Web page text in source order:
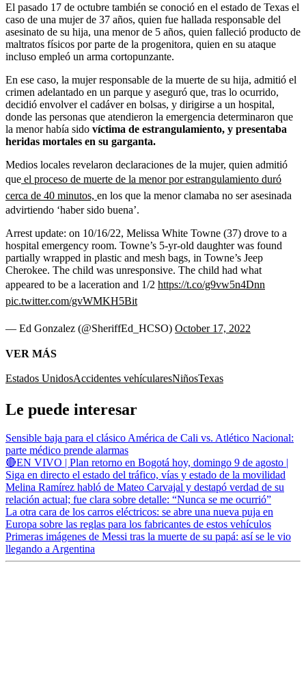
El pasado 17 de octubre también se conoció en el estado de Texas el
caso de una mujer de 37 años, quien fue hallada responsable del
asesinato de su hija, una menor de 5 años, quien falleció producto de
maltratos físicos por parte de la progenitora, quien en su ataque
incluso empleó un arma cortopunzante.
En ese caso, la mujer responsable de la muerte de su hija, admitió el
crimen adelantado en un parque y aseguró que, tras lo ocurrido,
decidió envolver el cadáver en bolsas, y dirigirse a un hospital,
donde las personas que atendieron la emergencia determinaron que
la menor había sido víctima de estrangulamiento, y presentaba
heridas mortales en su garganta.
Medios locales revelaron declaraciones de la mujer, quien admitió
que el proceso de muerte de la menor por estrangulamiento duró
cerca de 40 minutos, en los que la menor clamaba no ser asesinada
advirtiendo ‘haber sido buena’.
Arrest update: on 10/16/22, Melissa White Towne (37) drove to a
hospital emergency room. Towne’s 5-yr-old daughter was found
partially wrapped in plastic and mesh bags, in Towne’s Jeep
Cherokee. The child was unresponsive. The child had what
appeared to be a laceration and 1/2 https://t.co/g9vw5n4Dnn
pic.twitter.com/gvWMKH5Bit
— Ed Gonzalez (@SheriffEd_HCSO) October 17, 2022
VER MÁS
Estados UnidosAccidentes vehícularesNiñosTexas
Le puede interesar
Sensible baja para el clásico América de Cali vs. Atlético Nacional:
parte médico prende alarmas
🔴EN VIVO | Plan retorno en Bogotá hoy, domingo 9 de agosto |
Siga en directo el estado del tráfico, vías y estado de la movilidad
Melina Ramírez habló de Mateo Carvajal y destapó verdad de su
relación actual; fue clara sobre detalle: “Nunca se me ocurrió”
La otra cara de los carros eléctricos: se abre una nueva puja en
Europa sobre las reglas para los fabricantes de estos vehículos
Primeras imágenes de Messi tras la muerte de su papá: así se le vio
llegando a Argentina